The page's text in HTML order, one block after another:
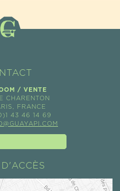
/ VENTE
CHARENTON
FRANCE
43 46 14 69